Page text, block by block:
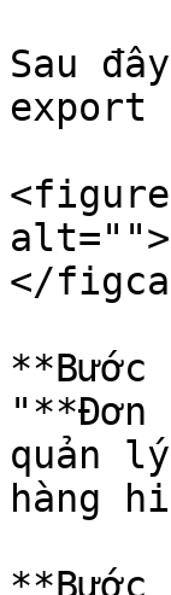
Sau
export
</
**Bước
"**Đơn
quản
hàng